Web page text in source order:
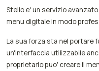
Stello e' un servizio
menu digitale in modo
La sua forza sta nel portare
un'interfaccia utilizzabile
proprietario puo' creare il